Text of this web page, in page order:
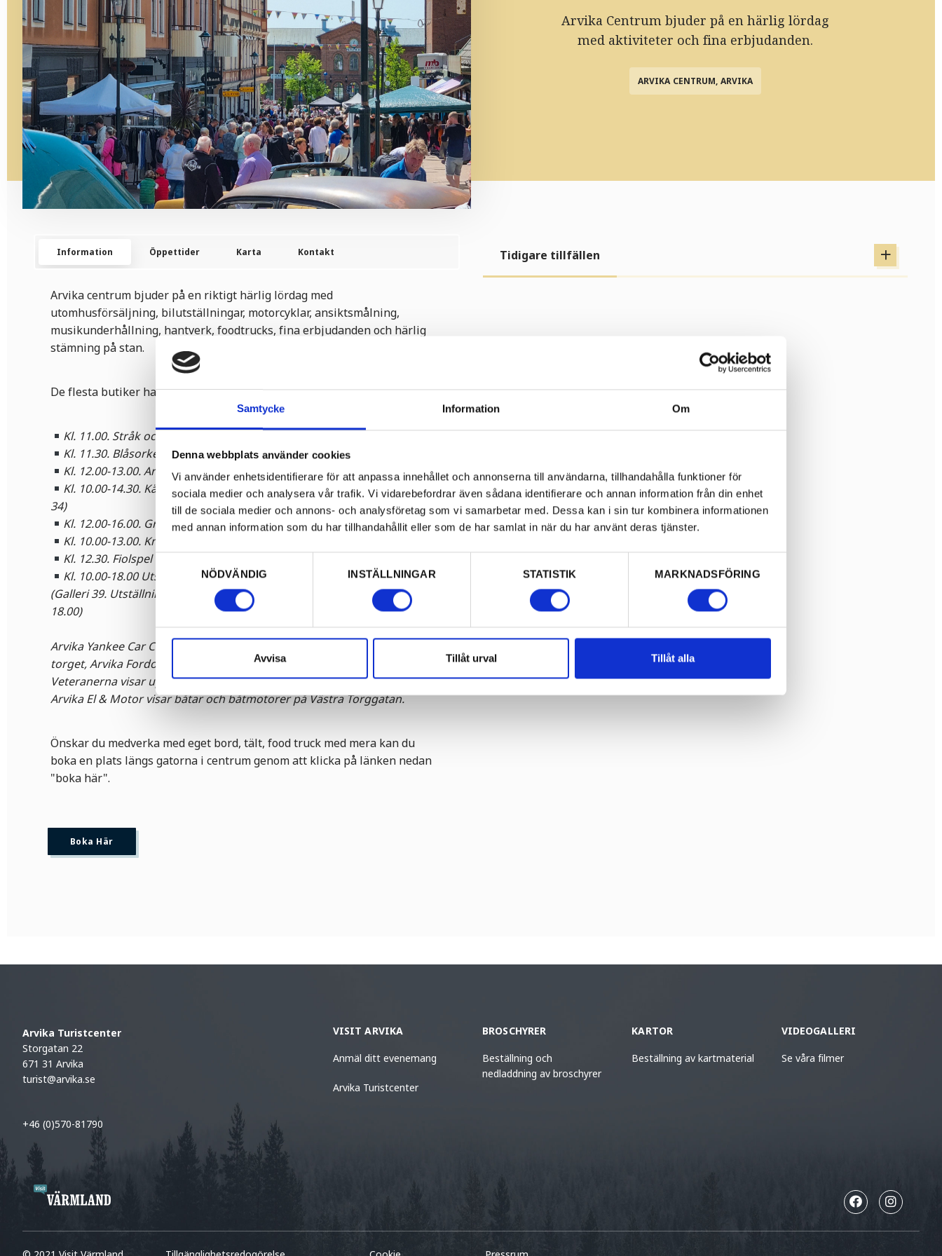
Samtycke Information Om
Denna webbplats använder cookies
Vi använder enhetsidentifierare för att anpassa innehållet och annonserna till användarna, tillhandahålla funktioner för
sociala medier och analysera vår trafik. Vi vidarebefordrar även sådana identifierare och annan information från din enhet
till de sociala medier och annons- och analysföretag som vi samarbetar med. Dessa kan i sin tur kombinera informationen
med annan information som du har tillhandahållit eller som de har samlat in när du har använt deras tjänster.
NÖDVÄNDIG
INSTÄLLNINGAR STATISTIK MARKNADSFÖRING
Avvisa Tillåt urval Tillåt alla
Arvika Centrum bjuder på en härlig lördag
med aktiviteter och fina erbjudanden.
ARVIKA CENTRUM, ARVIKA
Information Öppettider Karta Kontakt
Arvika centrum bjuder på en riktigt härlig lördag med
utomhusförsäljning, bilutställningar, motorcyklar, ansiktsmålning,
musikunderhållning, hantverk, foodtrucks, fina erbjudanden och härlig
stämning på stan.
De flesta butiker har öppet mellan 10.00 - 16.00.
Kl. 11.00. Stråk och dragspel från Musikskolan (torget)
Kl. 11.30. Blåsorkestrar från Musikskolan (torget)
Kl. 12.00-13.00. Arvika stadsmusikkår (Västra Torggatan)
Kl. 10.00-14.30. Käpphästuppvisning av Arvika Ridklubb US (Storgatan
34)
Kl. 12.00-16.00. Gratis ansiktsmålning för barn (utanför Lindex)
Kl. 10.00-13.00. Knattejoggen på Sågudden
Kl. 12.30. Fiolspel av Arvika Suzukiförening (Storgatan 34)
Kl. 10.00-18.00 Utställning av Jössefröjdaaffischer, Karin Gustafsson
(Galleri 39. Utställningen pågår fredag 14.00-18.00, lördag-söndag 10.00-
18.00)
Arvika Yankee Car Club har en utställning med bilar på parkeringen vid
torget, Arvika Fordonsmuseum visar bilar utanför Scandic, MC-
Veteranerna visar upp motorcyklar och mopeder på Kyrkogatan och
Arvika El & Motor visar båtar och båtmotorer på Västra Torggatan.
Önskar du medverka med eget bord, tält, food truck med mera kan du
boka en plats längs gatorna i centrum genom att klicka på länken nedan
"boka här".
Boka Här
Tidigare tillfällen
Arvika Turistcenter
Storgatan 22
671 31 Arvika
turist@arvika.se
+46 (0)570-81790
VISIT ARVIKA
Anmäl ditt evenemang
Arvika Turistcenter
BROSCHYRER
Beställning och
nedladdning av broschyrer
KARTOR
Beställning av kartmaterial
VIDEOGALLERI
Se våra filmer